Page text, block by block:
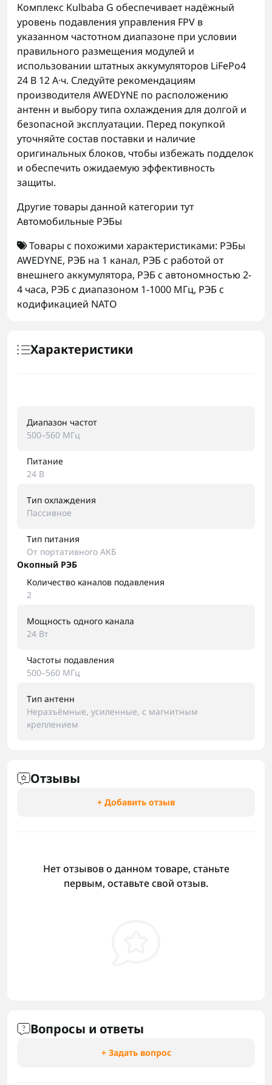
Комплекс Kulbaba G обеспечивает надёжный
уровень подавления управления FPV в
указанном частотном диапазоне при условии
правильного размещения модулей и
использовании штатных аккумуляторов LiFePo4
24 В 12 А·ч. Следуйте рекомендациям
производителя AWEDYNE по расположению
антенн и выбору типа охлаждения для долгой и
безопасной эксплуатации. Перед покупкой
уточняйте состав поставки и наличие
оригинальных блоков, чтобы избежать подделок
и обеспечить ожидаемую эффективность
защиты.
Другие товары данной категории тут
Автомобильные РЭБы
Товары с похожими характеристиками: РЭБы
AWEDYNE, РЭБ на 1 канал, РЭБ с работой от
внешнего аккумулятора, РЭБ с автономностью 2-
4 часа, РЭБ с диапазоном 1-1000 МГц, РЭБ с
кодификацией NATO
Характеристики
Диапазон частот
500–560 МГц
Питание
24 В
Тип охлаждения
Пассивное
Тип питания
От портативного АКБ
Окопный РЭБ
Количество каналов подавления
2
Мощность одного канала
24 Вт
Частоты подавления
500–560 МГц
Тип антенн
Неразъёмные, усиленные, с магнитным
креплением
Отзывы
+ Добавить отзыв
Нет отзывов о данном товаре, станьте
первым, оставьте свой отзыв.
Вопросы и ответы
+ Задать вопрос